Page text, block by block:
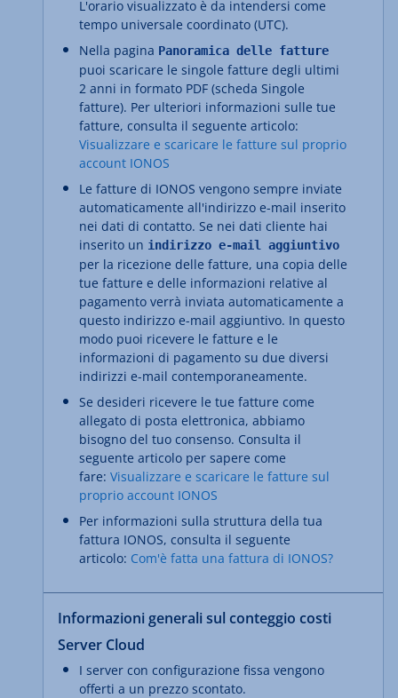
L'orario visualizzato è da intendersi come
tempo universale coordinato (UTC).
Nella pagina Panoramica delle fatture
puoi scaricare le singole fatture degli ultimi
2 anni in formato PDF (scheda Singole
fatture). Per ulteriori informazioni sulle tue
fatture, consulta il seguente articolo:
Visualizzare e scaricare le fatture sul proprio
account IONOS
Le fatture di IONOS vengono sempre inviate
automaticamente all'indirizzo e-mail inserito
nei dati di contatto. Se nei dati cliente hai
inserito un indirizzo e-mail aggiuntivo
per la ricezione delle fatture, una copia delle
tue fatture e delle informazioni relative al
pagamento verrà inviata automaticamente a
questo indirizzo e-mail aggiuntivo. In questo
modo puoi ricevere le fatture e le
informazioni di pagamento su due diversi
indirizzi e-mail contemporaneamente.
Se desideri ricevere le tue fatture come
allegato di posta elettronica, abbiamo
bisogno del tuo consenso. Consulta il
seguente articolo per sapere come
fare: Visualizzare e scaricare le fatture sul
proprio account IONOS
Per informazioni sulla struttura della tua
fattura IONOS, consulta il seguente
articolo: Com'è fatta una fattura di IONOS?
Informazioni generali sul conteggio costi
Server Cloud
I server con configurazione fissa vengono
offerti a un prezzo scontato.